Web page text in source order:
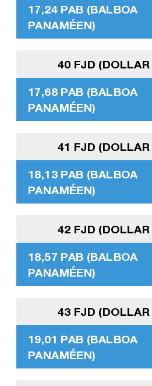
17,24 PAB (BALBOA
PANAMÉEN)
40 FJD (DOLLAR
17,68 PAB (BALBOA
PANAMÉEN)
41 FJD (DOLLAR
18,13 PAB (BALBOA
PANAMÉEN)
42 FJD (DOLLAR
18,57 PAB (BALBOA
PANAMÉEN)
43 FJD (DOLLAR
19,01 PAB (BALBOA
PANAMÉEN)